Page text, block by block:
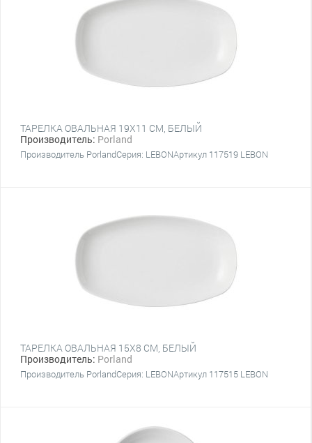
ТАРЕЛКА ОВАЛЬНАЯ 19Х11 CM, БЕЛЫЙ
Производитель: Porland
Производитель PorlandСерия: LEBONАртикул 117519 LEBON
ТАРЕЛКА ОВАЛЬНАЯ 15Х8 CM, БЕЛЫЙ
Производитель: Porland
Производитель PorlandСерия: LEBONАртикул 117515 LEBON